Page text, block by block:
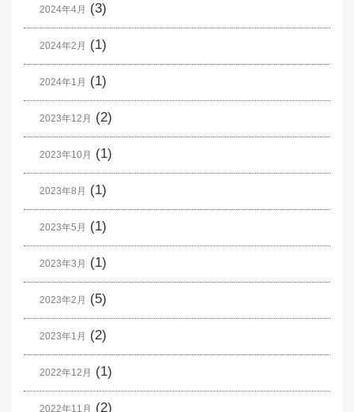
2024年4月 (3)
2024年2月 (1)
2024年1月 (1)
2023年12月 (2)
2023年10月 (1)
2023年8月 (1)
2023年5月 (1)
2023年3月 (1)
2023年2月 (5)
2023年1月 (2)
2022年12月 (1)
2022年11月 (2)